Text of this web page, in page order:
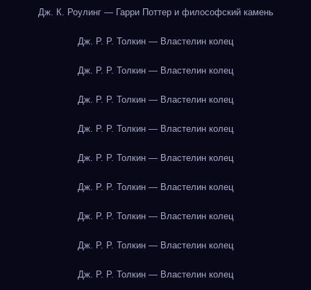
Дж. К. Роулинг — Гарри Поттер и философский камень
Дж. Р. Р. Толкин — Властелин колец
Дж. Р. Р. Толкин — Властелин колец
Дж. Р. Р. Толкин — Властелин колец
Дж. Р. Р. Толкин — Властелин колец
Дж. Р. Р. Толкин — Властелин колец
Дж. Р. Р. Толкин — Властелин колец
Дж. Р. Р. Толкин — Властелин колец
Дж. Р. Р. Толкин — Властелин колец
Дж. Р. Р. Толкин — Властелин колец